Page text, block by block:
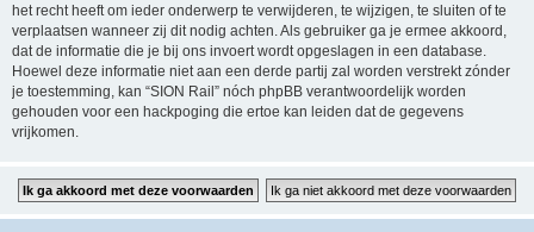
het recht heeft om ieder onderwerp te verwijderen, te wijzigen, te sluiten of te
verplaatsen wanneer zij dit nodig achten. Als gebruiker ga je ermee akkoord,
dat de informatie die je bij ons invoert wordt opgeslagen in een database.
Hoewel deze informatie niet aan een derde partij zal worden verstrekt zónder
je toestemming, kan “SION Rail” nóch phpBB verantwoordelijk worden
gehouden voor een hackpoging die ertoe kan leiden dat de gegevens
vrijkomen.